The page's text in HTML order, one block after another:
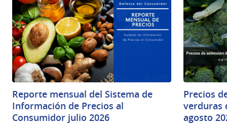
Reporte mensual del Sistema de
Información de Precios al
Consumidor julio 2026
Precios
verduras
agosto